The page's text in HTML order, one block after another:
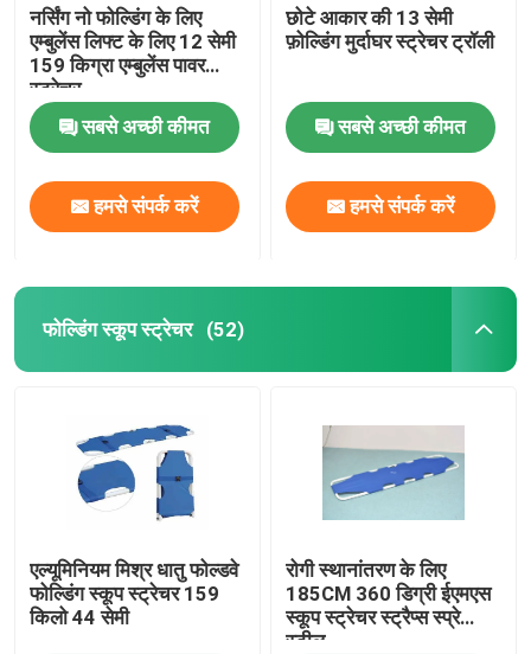
नर्सिंग नो फोल्डिंग के लिए
एम्बुलेंस लिफ्ट के लिए 12 सेमी
159 किग्रा एम्बुलेंस पावर
स्ट्रेचर
सबसे अच्छी कीमत
हमसे संपर्क करें
छोटे आकार की 13 सेमी
फ़ोल्डिंग मुर्दाघर स्ट्रेचर ट्रॉली
सबसे अच्छी कीमत
हमसे संपर्क करें
फोल्डिंग स्कूप स्ट्रेचर (52)
एल्यूमिनियम मिश्र धातु फोल्डवे
फोल्डिंग स्कूप स्ट्रेचर 159
किलो 44 सेमी
रोगी स्थानांतरण के लिए
185CM 360 डिग्री ईएमएस
स्कूप स्ट्रेचर स्ट्रैप्स स्प्रे
स्टील